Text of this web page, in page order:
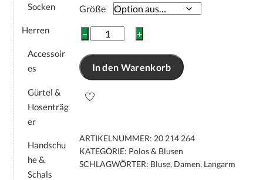
Größe
−
Langarm
Bluse
Menge
+
In den Warenkorb
ARTIKELNUMMER: 20 214 264
KATEGORIE: Polos & Blusen
SCHLAGWÖRTER: Bluse, Damen, Langarm
Socken
Herren
Accessoir
es
Gürtel &
Hosenträg
er
Handschu
he &
Schals